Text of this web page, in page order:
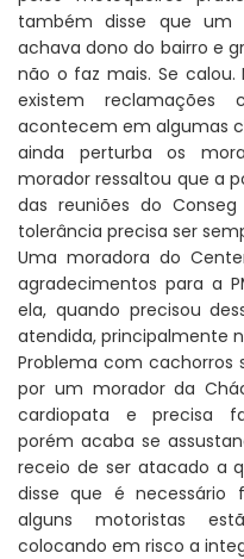
também disse que um
achava dono do bairro e
não o faz mais. Se
existem
acontecem em algumas
ainda perturba os
morador ressaltou que a
das reuniões do
tolerância precisa ser
Uma moradora do
agradecimentos para a
ela, quando precisou
atendida, principalmente
Problema com cachorros
por um morador da
cardiopata e precisa
porém acaba se
receio de ser atacado a
disse que é necessário
alguns motoristas
colocando em risco a